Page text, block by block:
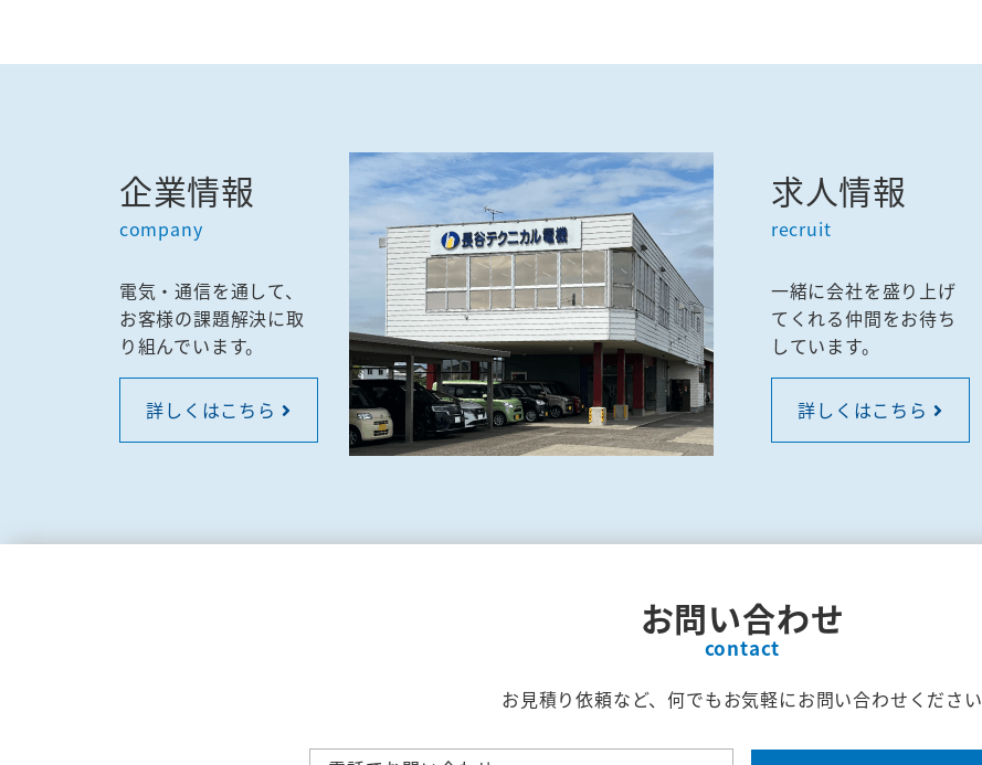
ゲ
企業情報
company
電気・通信を通して、
お客様の課題解決に取
り組んでいます。
詳しくはこちら
求人情報
recruit
一緒に会社を盛り上げ
てくれる仲間をお待ち
しています。
詳しくはこちら
お問い合わせ
contact
お見積り依頼など、何でもお気軽にお問い合わせください